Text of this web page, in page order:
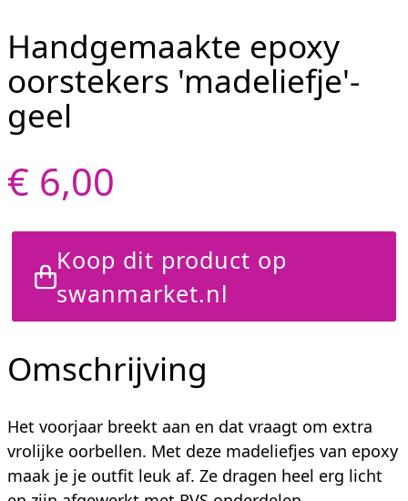
Handgemaakte epoxy
oorstekers 'madeliefje'-
geel
€ 6,00
Koop dit product op
swanmarket.nl
Omschrijving
Het voorjaar breekt aan en dat vraagt om extra
vrolijke oorbellen. Met deze madeliefjes van epoxy
maak je je outfit leuk af. Ze dragen heel erg licht